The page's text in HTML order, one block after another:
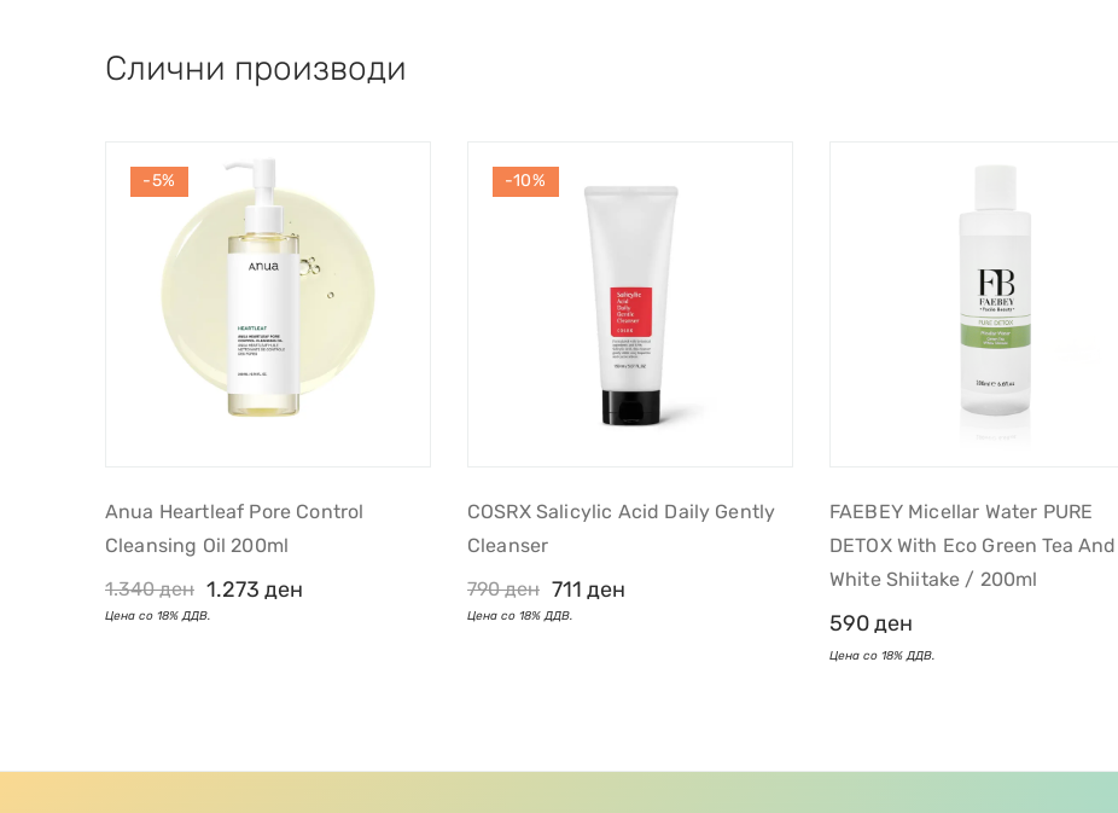
Слични производи
-5%
Anua Heartleaf Pore Control
Cleansing Oil 200ml
1.340ден 1.273 ден
-10%
COSRX Salicylic Acid Daily Gently
Cleanser
790ден 711 ден
FAEBEY Micellar Water PURE
DETOX With Eco Green Tea And
White Shiitake / 200ml
590ден